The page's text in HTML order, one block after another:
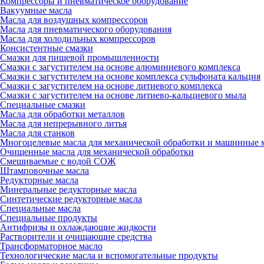
Вакуумные масла
Масла для воздушных компрессоров
Масла для пневматического оборудования
Масла для холодильных компрессоров
Консистентные смазки
Смазки для пищевой промышленности
Смазки с загустителем на основе алюминиевого комплекса
Смазки с загустителем на основе комплекса сульфоната кальция
Смазки с загустителем на основе литиевого комплекса
Смазки с загустителем на основе литиево-кальциевого мыла
Специальные смазки
Масла для обработки металлов
Масла для непрерывного литья
Масла для станков
Многоцелевые масла для механической обработки и машинные
Очищенные масла для механической обработки
Смешиваемые с водой СОЖ
Штамповочные масла
Редукторные масла
Минеральные редукторные масла
Синтетические редукторные масла
Специальные масла
Специальные продукты
Антифризы и охлаждающие жидкости
Растворители и очищающие средства
Трансформаторное масло
Технологические масла и вспомогательные продукты